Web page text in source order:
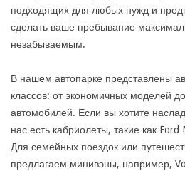
подходящих для любых нужд и
сделать ваше пребывание
незабываемым.
В нашем автопарке представлены
классов: от экономичных моделей
автомобилей. Если вы хотите
нас есть кабриолеты, такие как
Для семейных поездок или
предлагаем минивэны, например,